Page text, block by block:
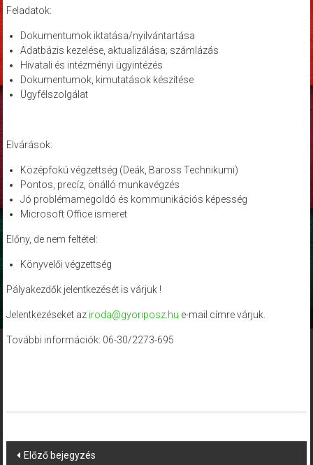
Feladatok:
Dokumentumok iktatása/nyilvántartása
Adatbázis kezelése, aktualizálása; számlázás
Hivatali és intézményi ügyintézés
Dokumentumok, kimutatások készítése
Ügyfélszolgálat
Elvárások:
Középfokú végzettség (Deák, Baross Technikumi)
Pontos, precíz, önálló munkavégzés
Jó problémamegoldó és kommunikációs képesség
Microsoft Office ismeret
Előny, de nem feltétel:
Könyvelői végzettség
Pályakezdők jelentkezését is várjuk !
Jelentkezéseket az iroda@gyoriposz.hu e-mail címre várjuk.
További információk: 06-30/2273-695
Post
Előző bejegyzés